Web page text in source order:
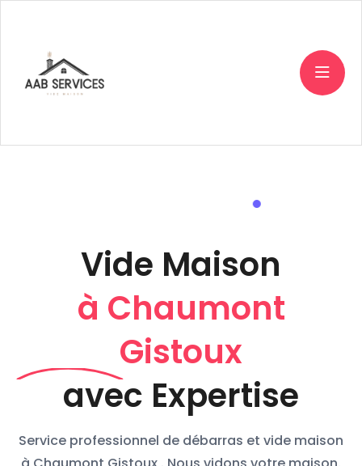
Vide Maison
à Chaumont
Gistoux
avec Expertise
Service professionnel de débarras et vide maison